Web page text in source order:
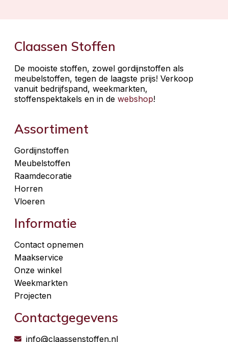
Claassen Stoffen
De mooiste stoffen, zowel gordijnstoffen als
meubelstoffen, tegen de laagste prijs! Verkoop
vanuit bedrijfspand, weekmarkten,
stoffenspektakels en in de webshop!
Assortiment
Gordijnstoffen
Meubelstoffen
Raamdecoratie
Horren
Vloeren
Informatie
Contact opnemen
Maakservice
Onze winkel
Weekmarkten
Projecten
Contactgegevens
info@claassenstoffen.nl